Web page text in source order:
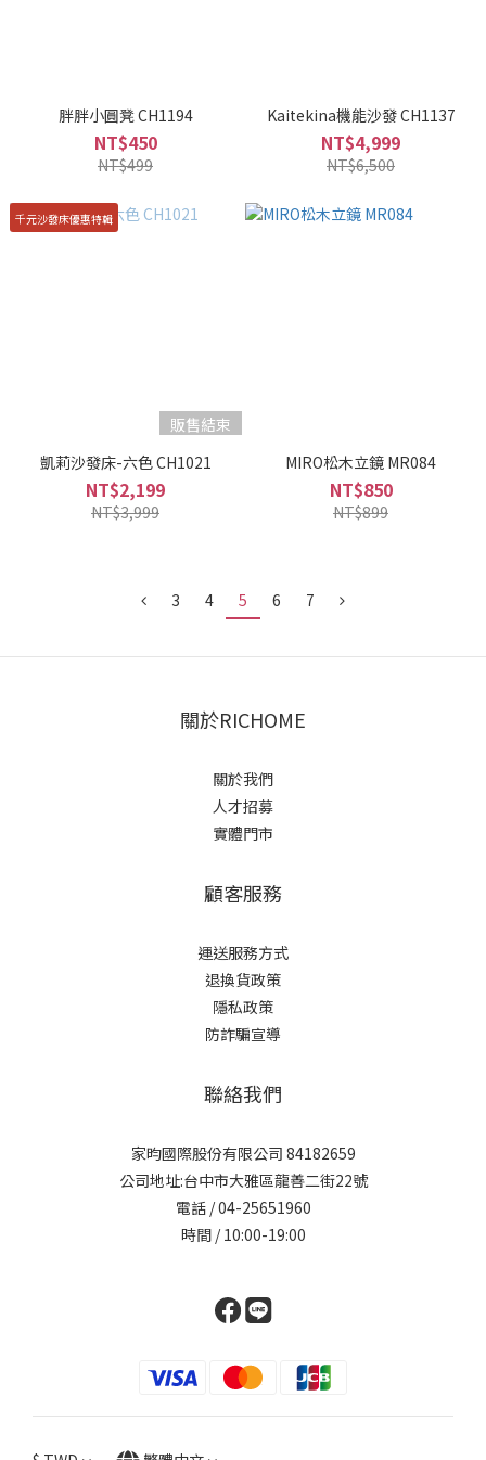
胖胖小圓凳 CH1194
NT$450
NT$499
Kaitekina機能沙發 CH1137
NT$4,999
NT$6,500
千元沙發床優惠特輯
販售結束
凱莉沙發床-六色 CH1021
NT$2,199
NT$3,999
MIRO松木立鏡 MR084
NT$850
NT$899
3 4 5 6 7
關於RICHOME
關於我們
人才招募
實體門市
顧客服務
運送服務方式
退換貨政策
隱私政策
防詐騙宣導
聯絡我們
家昀國際股份有限公司 84182659
公司地址:台中市大雅區龍善二街22號
電話 / 04-25651960
時間 / 10:00-19:00